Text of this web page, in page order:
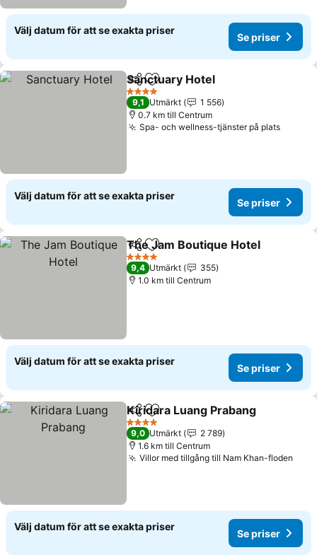
Välj datum för att se exakta priser
Se priser
Dela Lägg till i Mina Favoriter
Sanctuary Hotel
4 Stjärnor
9,1 Utmärkt
1 556
0.7 km till Centrum
Spa- och wellness-tjänster på plats
Välj datum för att se exakta priser
Se priser
Dela Lägg till i Mina Favoriter
The Jam Boutique Hotel
4 Stjärnor
9,4 Utmärkt
355
1.0 km till Centrum
Välj datum för att se exakta priser
Se priser
Dela Lägg till i Mina Favoriter
Kiridara Luang Prabang
4 Stjärnor
9,0 Utmärkt
2 789
1.6 km till Centrum
Villor med tillgång till Nam Khan-floden
Välj datum för att se exakta priser
Se priser